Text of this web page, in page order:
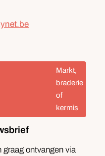
Markt,
braderie
of
kermis
ontvangen via